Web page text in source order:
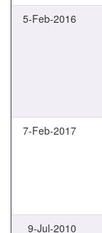
5-Feb-2016
7-Feb-2017
9-Jul-2010